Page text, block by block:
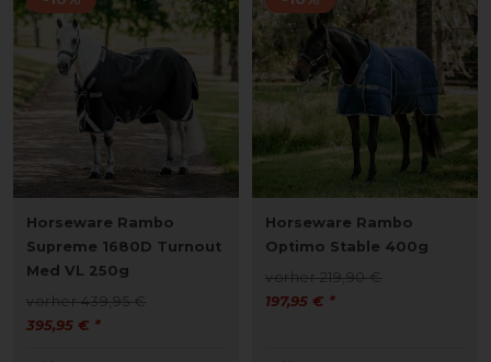
Horseware Rambo
Supreme 1680D Turnout
Med VL 250g
vorher 439,95 €
395,95 € *
Horseware Rambo
Optimo Stable 400g
vorher 219,90 €
197,95 € *